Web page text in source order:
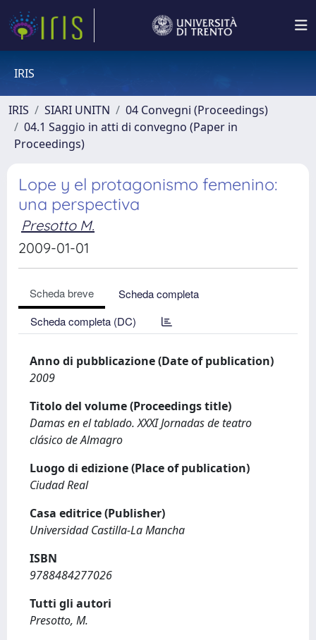
IRIS
IRIS SIARI UNITN
04 Convegni (Proceedings)
04.1 Saggio in atti di convegno (Paper in
Proceedings)
Lope y el protagonismo femenino:
una perspectiva
Presotto M.
2009-01-01
Scheda breve
Scheda completa
Scheda completa (DC)
Anno di pubblicazione (Date of publication)
2009
Titolo del volume (Proceedings title)
Damas en el tablado. XXXI Jornadas de teatro
clásico de Almagro
Luogo di edizione (Place of publication)
Ciudad Real
Casa editrice (Publisher)
Universidad Castilla-La Mancha
ISBN
9788484277026
Tutti gli autori
Presotto, M.